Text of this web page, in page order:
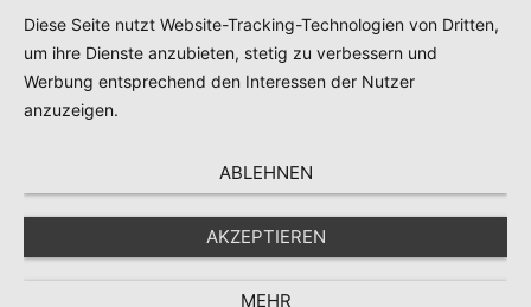
Diese Seite nutzt Website-Tracking-Technologien von Dritten,
um ihre Dienste anzubieten, stetig zu verbessern und
Werbung entsprechend den Interessen der Nutzer
anzuzeigen.
ABLEHNEN
AKZEPTIEREN
MEHR